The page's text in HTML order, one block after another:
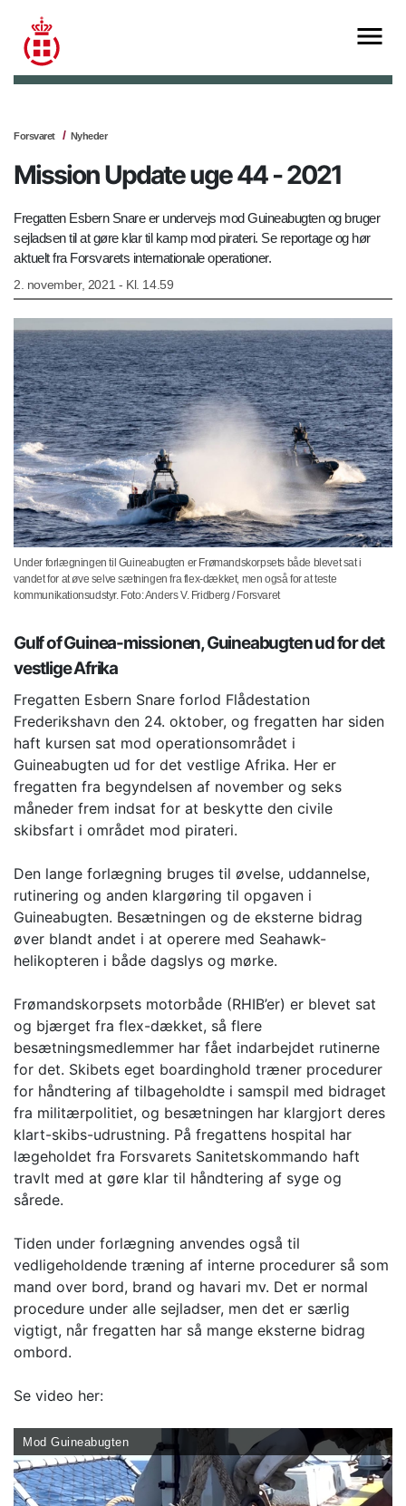
Forsvaret Nyheder
Mission Update uge 44 - 2021
Fregatten Esbern Snare er undervejs mod Guineabugten og bruger
sejladsen til at gøre klar til kamp mod pirateri. Se reportage og hør
aktuelt fra Forsvarets internationale operationer.
2. november, 2021 - Kl. 14.59
Under forlægningen til Guineabugten er Frømandskorpsets både blevet sat i
vandet for at øve selve sætningen fra flex-dækket, men også for at teste
kommunikationsudstyr. Foto: Anders V. Fridberg / Forsvaret
Gulf of Guinea-missionen, Guineabugten ud for det
vestlige Afrika
Fregatten Esbern Snare forlod Flådestation
Frederikshavn den 24. oktober, og fregatten har siden
haft kursen sat mod operationsområdet i
Guineabugten ud for det vestlige Afrika. Her er
fregatten fra begyndelsen af november og seks
måneder frem indsat for at beskytte den civile
skibsfart i området mod pirateri.
Den lange forlægning bruges til øvelse, uddannelse,
rutinering og anden klargøring til opgaven i
Guineabugten. Besætningen og de eksterne bidrag
øver blandt andet i at operere med Seahawk-
helikopteren i både dagslys og mørke.
Frømandskorpsets motorbåde (RHIB’er) er blevet sat
og bjærget fra flex-dækket, så flere
besætningsmedlemmer har fået indarbejdet rutinerne
for det. Skibets eget boardinghold træner procedurer
for håndtering af tilbageholdte i samspil med bidraget
fra militærpolitiet, og besætningen har klargjort deres
klart-skibs-udrustning. På fregattens hospital har
lægeholdet fra Forsvarets Sanitetskommando haft
travlt med at gøre klar til håndtering af syge og
sårede.
Tiden under forlægning anvendes også til
vedligeholdende træning af interne procedurer så som
mand over bord, brand og havari mv. Det er normal
procedure under alle sejladser, men det er særlig
vigtigt, når fregatten har så mange eksterne bidrag
ombord.
Se video her: